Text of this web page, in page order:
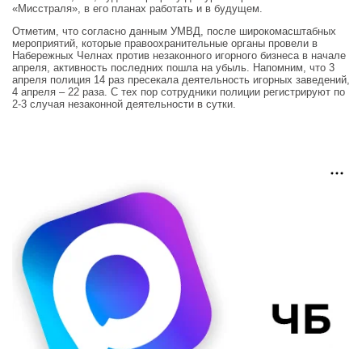
«Мисстраля», в его планах работать и в будущем.
Отметим, что согласно данным УМВД, после широкомасштабных
мероприятий, которые правоохранительные органы провели в
Набережных Челнах против незаконного игорного бизнеса в начале
апреля, активность последних пошла на убыль. Напомним, что 3
апреля полиция 14 раз пресекала деятельность игорных заведений,
4 апреля – 22 раза. С тех пор сотрудники полиции регистрируют по
2-3 случая незаконной деятельности в сутки.